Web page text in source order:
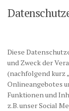
Diese
und Zweck der
(nachfolgend kurz
Onlineangebotes
Funktionen und
z.B. unser Social